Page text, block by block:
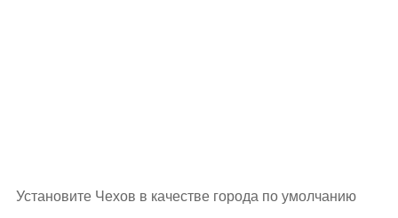
Установите Чехов в качестве города по умолчанию